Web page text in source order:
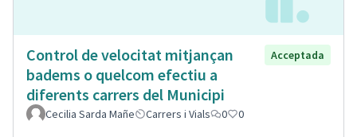
Control de velocitat mitjançan
badems o quelcom efectiu a
diferents carrers del Municipi
Acceptada
Cecilia Sarda Mañe Carrers i Vials 0 0